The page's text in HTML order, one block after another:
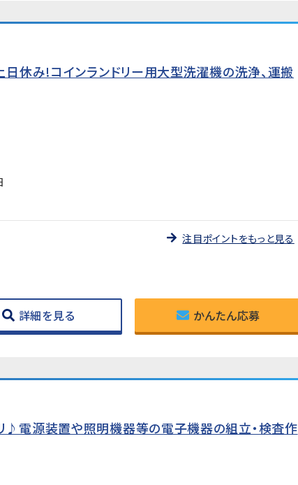
日休み!コインランドリー用大型洗濯機の洗浄、運搬
注目ポイントをもっと見る
詳細を見る かんたん応募
♪電源装置や照明機器等の電子機器の組立・検査作